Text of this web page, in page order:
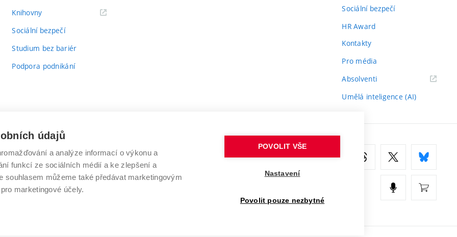
Knihovny(externí
Sociální bezpečí
Studium bez bariér
Podpora podnikání
Sociální bezpečí
HR Award
Kontakty
Pro média
Absolventi(externí
Umělá inteligence (AI)
VYSOKÉ UČENÍ TECHNICKÉ V BRNĚ
Antonínská 548/1
602 00 Brno
www.vut.cz
údajů
a analýze informací o výkonu a
funkcí ze sociálních médií a ke zlepšení a
souhlasem můžeme také předávat marketingovým
marketingové účely.
POVOLIT VŠE
Nastavení
Povolit pouze nezbytné